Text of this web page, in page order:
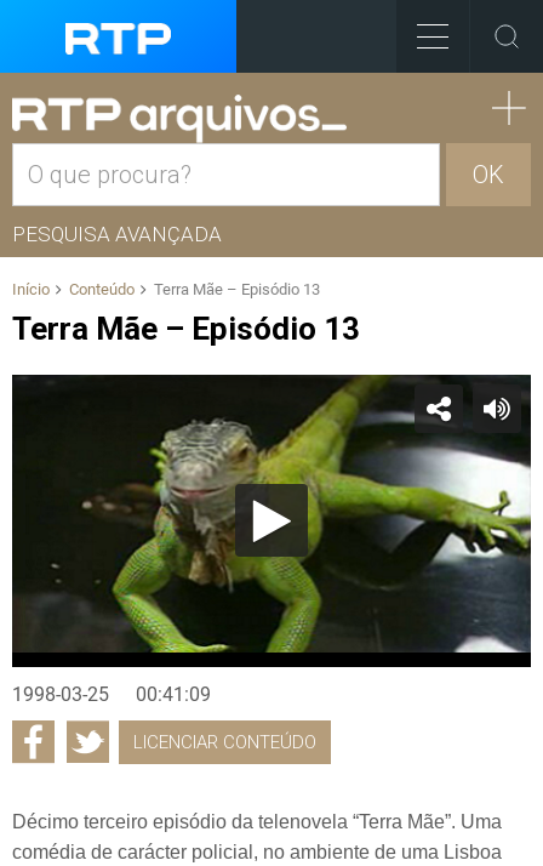
OK
PESQUISA AVANÇADA
Início Conteúdo Terra Mãe – Episódio 13
Terra Mãe – Episódio 13
1998-03-25 00:41:09
LICENCIAR CONTEÚDO
Décimo terceiro episódio da telenovela “Terra Mãe”. Uma
comédia de carácter policial, no ambiente de uma Lisboa